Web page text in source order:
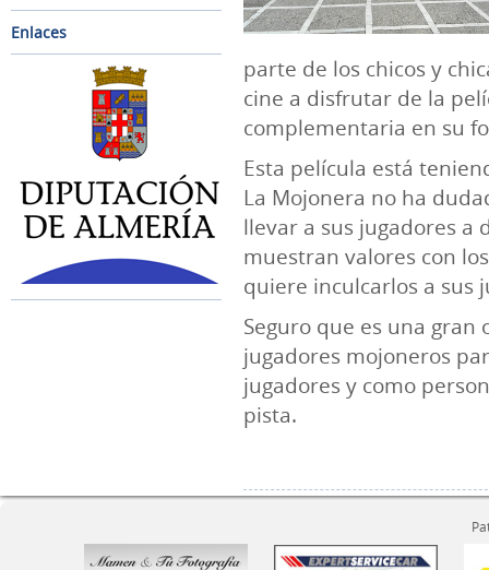
Enlaces
parte de los chicos y
cine a disfrutar de la
complementaria en su
Esta película está
La Mojonera no ha
llevar a sus jugadores a
muestran valores con
quiere inculcarlos a sus
Seguro que es una
jugadores mojoneros
jugadores y como
pista.